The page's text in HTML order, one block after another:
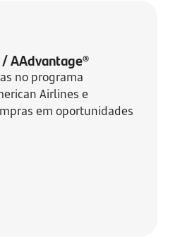
AAdvantage®
no programa
Airlines e
em oportunidades